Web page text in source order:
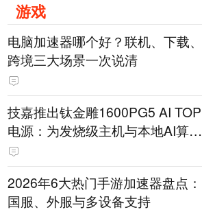
游戏
电脑加速器哪个好？联机、下载、
跨境三大场景一次说清
技嘉推出钛金雕1600PG5 AI TOP
电源：为发烧级主机与本地AI算力
打造旗舰供电方案
2026年6大热门手游加速器盘点：
国服、外服与多设备支持